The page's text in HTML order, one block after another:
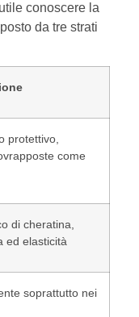
conoscere la
da tre strati
protettivo,
come
di cheratina,
ed elasticità
soprattutto nei